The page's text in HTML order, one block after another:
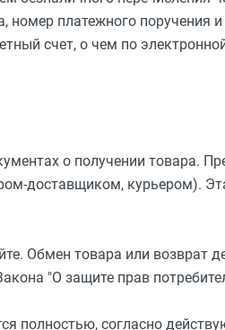
номер платежного поручения
счет, о чем по
о получении товара.
доставщиком, курьером).
Обмен товара или возврат
"О защите прав
полностью, согласно